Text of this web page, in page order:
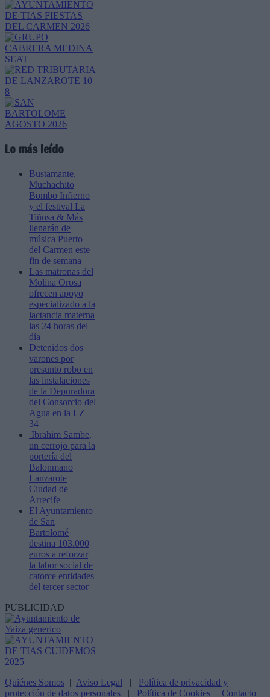
Lo más leído
Bustamante,
Muchachito
Bombo Infierno
y el festival La
Tiñosa & Más
llenarán de
música Puerto
del Carmen este
fin de semana
Las matronas del
Molina Orosa
ofrecen apoyo
especializado a la
lactancia materna
las 24 horas del
día
Detenidos dos
varones por
presunto robo en
las instalaciones
de la Depuradora
del Consorcio del
Agua en la LZ
34
Ibrahim Sambe,
un cerrojo para la
portería del
Balonmano
Lanzarote
Ciudad de
Arrecife
El Ayuntamiento
de San
Bartolomé
destina 103.000
euros a reforzar
la labor social de
catorce entidades
del tercer sector
PUBLICIDAD
Quiénes Somos | Aviso Legal | Política de privacidad y
protección de datos personales | Política de Cookies | Contacto